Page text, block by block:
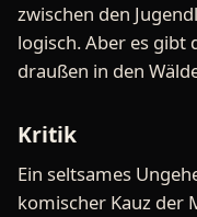
zwischen den
logisch. Aber es gibt
draußen in den
Kritik
Ein seltsames
komischer Kauz der